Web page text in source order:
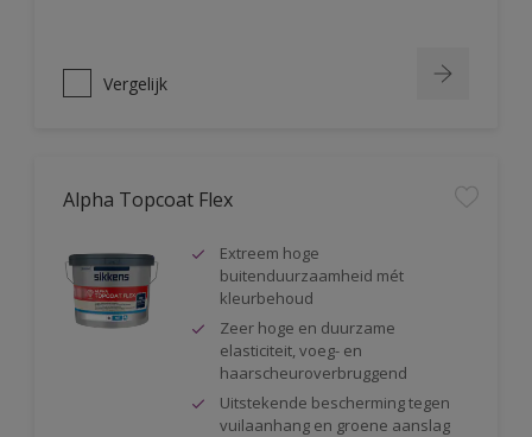
Vergelijk
Alpha Topcoat Flex
Extreem hoge
buitenduurzaamheid mét
kleurbehoud
Zeer hoge en duurzame
elasticiteit, voeg- en
haarscheuroverbruggend
Uitstekende bescherming tegen
vuilaanhang en groene aanslag